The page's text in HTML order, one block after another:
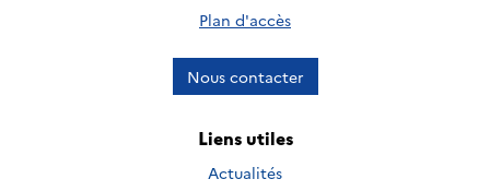
Plan d'accès
Nous contacter
Liens utiles
Actualités